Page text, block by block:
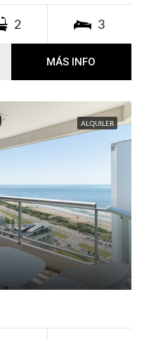
2 3
MÁS INFO
ALQUILER